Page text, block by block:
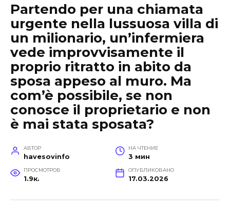
Partendo per una chiamata
urgente nella lussuosa villa di
un milionario, un’infermiera
vede improvvisamente il
proprio ritratto in abito da
sposa appeso al muro. Ma
com’è possibile, se non
conosce il proprietario e non
è mai stata sposata?
АВТОР
havesovinfo
НА ЧТЕНИЕ
3 мин
ПРОСМОТРОВ
1.9к.
ОПУБЛИКОВАНО
17.03.2026